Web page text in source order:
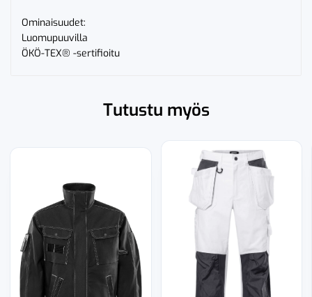
Ominaisuudet:
Luomupuuvilla
ÖKÖ-TEX® -sertifioitu
Tutustu myös